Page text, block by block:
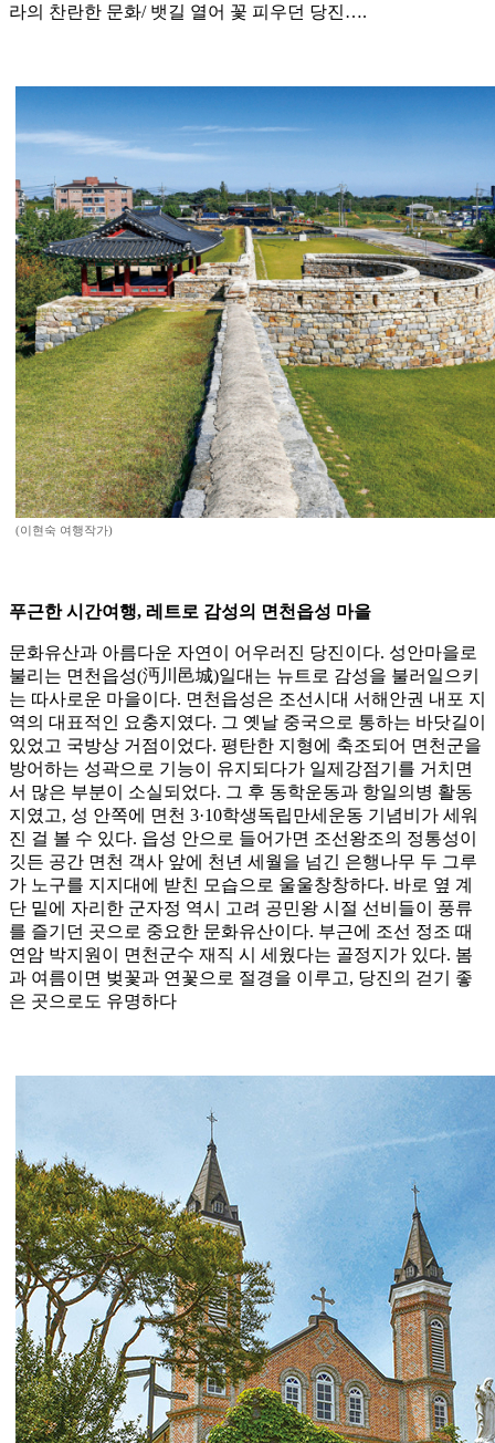
라의 찬란한 문화/ 뱃길 열어 꽃 피우던 당진….
(이현숙 여행작가)
푸근한 시간여행, 레트로 감성의 면천읍성 마을
문화유산과 아름다운 자연이 어우러진 당진이다. 성안마을로
불리는 면천읍성(沔川邑城)일대는 뉴트로 감성을 불러일으키
는 따사로운 마을이다. 면천읍성은 조선시대 서해안권 내포 지
역의 대표적인 요충지였다. 그 옛날 중국으로 통하는 바닷길이
있었고 국방상 거점이었다. 평탄한 지형에 축조되어 면천군을
방어하는 성곽으로 기능이 유지되다가 일제강점기를 거치면
서 많은 부분이 소실되었다. 그 후 동학운동과 항일의병 활동
지였고, 성 안쪽에 면천 3·10학생독립만세운동 기념비가 세워
진 걸 볼 수 있다. 읍성 안으로 들어가면 조선왕조의 정통성이
깃든 공간 면천 객사 앞에 천년 세월을 넘긴 은행나무 두 그루
가 노구를 지지대에 받친 모습으로 울울창창하다. 바로 옆 계
단 밑에 자리한 군자정 역시 고려 공민왕 시절 선비들이 풍류
를 즐기던 곳으로 중요한 문화유산이다. 부근에 조선 정조 때
연암 박지원이 면천군수 재직 시 세웠다는 골정지가 있다. 봄
과 여름이면 벚꽃과 연꽃으로 절경을 이루고, 당진의 걷기 좋
은 곳으로도 유명하다